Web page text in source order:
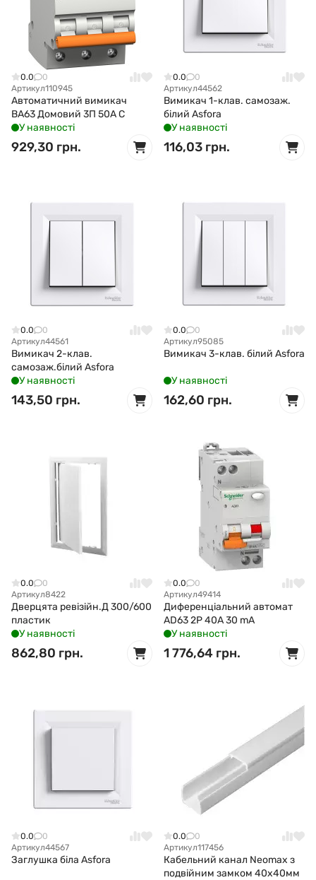
0.0
0
Артикул110945
Автоматичний вимикач
ВА63 Домовий 3П 50А С
У наявності
929,30 грн.
0.0
0
Артикул44562
Вимикач 1-клав. самозаж.
білий Asfora
У наявності
116,03 грн.
0.0
0
Артикул44561
Вимикач 2-клав.
самозаж.білий Asfora
У наявності
143,50 грн.
0.0
0
Артикул95085
Вимикач 3-клав. білий Asfora
У наявності
162,60 грн.
0.0
0
Артикул8422
Дверцята ревізійн.Д 300/600
пластик
У наявності
862,80 грн.
0.0
0
Артикул49414
Диференціальний автомат
AD63 2P 40A 30 mA
У наявності
1 776,64 грн.
0.0
0
Артикул44567
Заглушка біла Asfora
0.0
0
Артикул117456
Кабельний канал Neomax з
подвійним замком 40x40мм